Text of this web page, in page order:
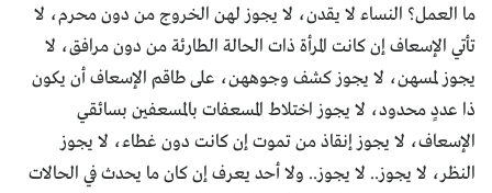
ما العمل؟ النساء لا يقدن، لا يجوز لهن الخروج من دون محرم، لا
تأتي الإسعاف إن كانت المرأة ذات الحالة الطارئة من دون مرافق، لا
يجوز لمسهن، لا يجوز كشف وجوههن، على طاقم الإسعاف أن يكون
ذا عددٍ محدود، لا يجوز اختلاط المسعفات بالمسعفين بسائقي
الإسعاف، لا يجوز إنقاذ من تموت إن كانت دون غطاء، لا يجوز
النظر، لا يجوز.. لا يجوز.. ولا أحد يعرف إن كان ما يحدث في الحالات